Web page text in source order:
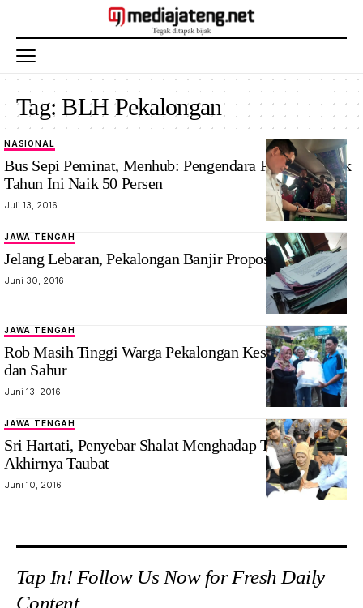
Tag:BLH Pekalongan
NASIONAL
Bus Sepi Peminat, Menhub: Pengendara Pribadi Mudik
Tahun Ini Naik 50 Persen
Juli 13, 2016
JAWA TENGAH
Jelang Lebaran, Pekalongan Banjir Proposal
Juni 30, 2016
JAWA TENGAH
Rob Masih Tinggi Warga Pekalongan Kesulitan Buka
dan Sahur
Juni 13, 2016
JAWA TENGAH
Sri Hartati, Penyebar Shalat Menghadap Timur,
Akhirnya Taubat
Juni 10, 2016
Tap In! Follow Us Now for Fresh Daily
Content